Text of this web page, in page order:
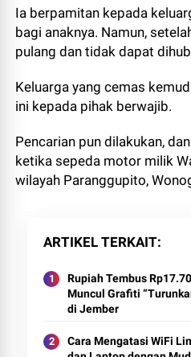
Ia berpamitan kepada
bagi anaknya. Namun,
pulang dan tidak dapat
Keluarga yang cemas
ini kepada pihak berwajib.
Pencarian pun dilakukan,
ketika sepeda motor milik
wilayah Paranggupito,
ARTIKEL TERKAIT
Rupiah Tembus
Muncul Grafiti
di Jember
Cara Mengatasi WiFi